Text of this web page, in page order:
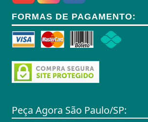
FORMAS DE PAGAMENTO:
Peça Agora São Paulo/SP: